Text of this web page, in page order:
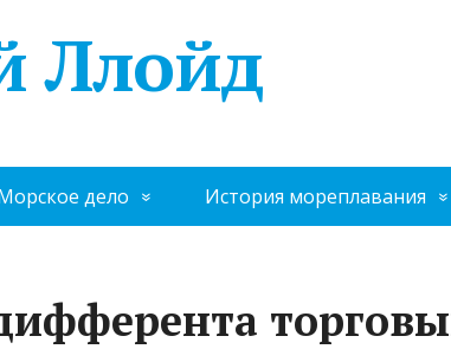
Ллойд
дело История мореплавания